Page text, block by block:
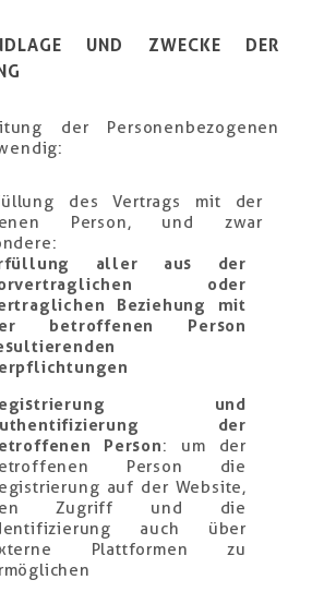
UND ZWECKE DER
der Personenbezogenen
des Vertrags mit der
Person, und zwar
aller aus der
oder
Beziehung mit
betroffenen Person
und
der
Person: um der
Person die
auf der Website,
Zugriff und die
auch über
Plattformen zu